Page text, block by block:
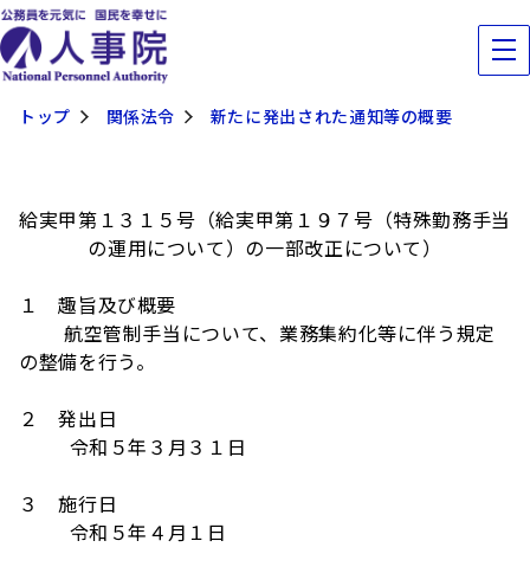
トップ 関係法令 新たに発出された通知等の概要
給実甲第１３１５号（給実甲第１９７号（特殊勤務手当
の運用について）の一部改正について）
１ 趣旨及び概要
航空管制手当について、業務集約化等に伴う規定
の整備を行う。
２ 発出日
令和５年３月３１日
３ 施行日
令和５年４月１日